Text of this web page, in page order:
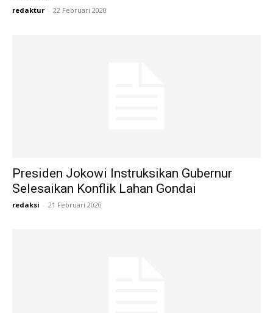
redaktur - 22 Februari 2020
Presiden Jokowi Instruksikan Gubernur
Selesaikan Konflik Lahan Gondai
redaksi - 21 Februari 2020